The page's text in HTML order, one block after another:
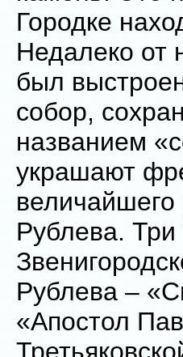
Городке
Недалеко от
был
собор,
названием
украшают
величайшего
Рублева.
Рублева –
«Апостол